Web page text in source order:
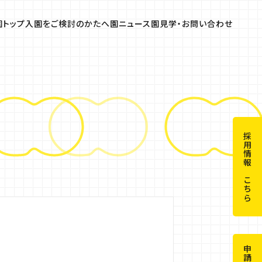
トップ入園をご検討のかたへ
園の行事
よくある質問
園ニュース園見学・お問い合わせ
採用情報はこちら